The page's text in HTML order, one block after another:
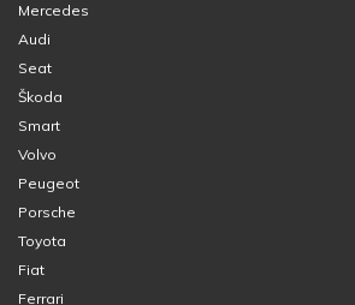
Mercedes
Audi
Seat
Škoda
Smart
Volvo
Peugeot
Porsche
Toyota
Fiat
Ferrari